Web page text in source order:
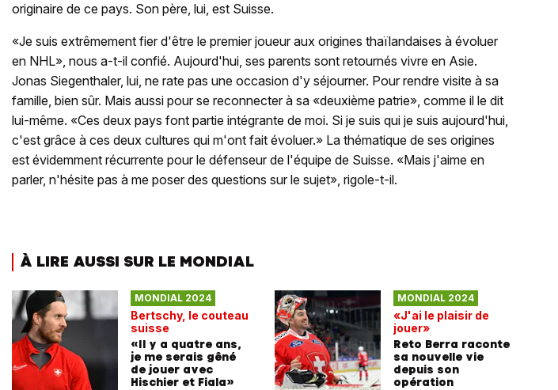
originaire de ce pays. Son père, lui, est Suisse.
«Je suis extrêmement fier d'être le premier joueur aux origines thaïlandaises à évoluer
en NHL», nous a-t-il confié. Aujourd'hui, ses parents sont retournés vivre en Asie.
Jonas Siegenthaler, lui, ne rate pas une occasion d'y séjourner. Pour rendre visite à sa
famille, bien sûr. Mais aussi pour se reconnecter à sa «deuxième patrie», comme il le dit
lui-même. «Ces deux pays font partie intégrante de moi. Si je suis qui je suis aujourd'hui,
c'est grâce à ces deux cultures qui m'ont fait évoluer.» La thématique de ses origines
est évidemment récurrente pour le défenseur de l'équipe de Suisse. «Mais j'aime en
parler, n'hésite pas à me poser des questions sur le sujet», rigole-t-il.
À LIRE AUSSI SUR LE MONDIAL
MONDIAL 2024
Bertschy, le couteau
suisse
«Il y a quatre ans,
je me serais gêné
de jouer avec
Hischier et Fiala»
MONDIAL 2024
«J'ai le plaisir de
jouer»
Reto Berra raconte
sa nouvelle vie
depuis son
opération